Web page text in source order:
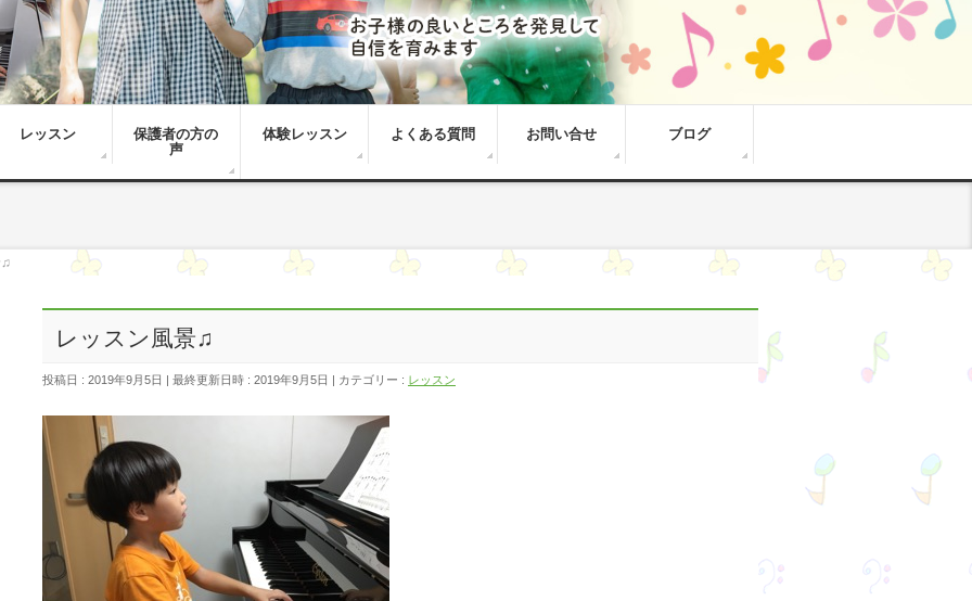
レッスン
保護者の方の
声
体験レッスン よくある質問 お問い合せ ブログ
♫
レッスン風景♫
投稿日 : 2019年9月5日 最終更新日時 : 2019年9月5日 カテゴリー : レッスン